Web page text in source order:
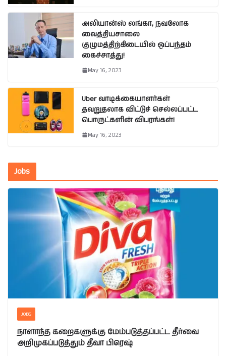
அலியான்ஸ் லங்கா, நவலோக
வைத்தியசாலை
குழுமத்திற்கிடையில் ஒப்பந்தம்
கைச்சாத்து!
May 16, 2023
Uber வாடிக்கையாளர்கள்
தவறுதலாக விட்டுச் செல்லப்பட்ட
பொருட்களின் விபரங்கள்!
May 16, 2023
Jobs
JOBS
நாளாந்த கறைகளுக்கு மேம்படுத்தப்பட்ட தீர்வை
அறிமுகப்படுத்தும் தீவா பிரெஷ்